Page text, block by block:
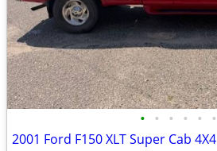
• • • • • •
2001 Ford F150 XLT Super Cab 4X4